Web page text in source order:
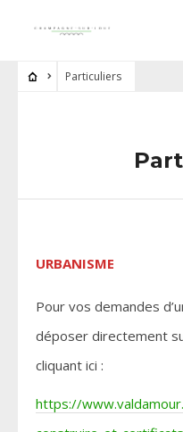
Particuliers
URBANISME
Pour vos demandes
déposer directement
cliquant ici :
https://